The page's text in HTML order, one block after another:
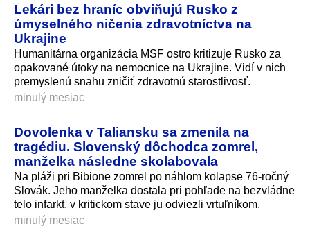
Lekári bez hraníc obviňujú Rusko z
úmyselného ničenia zdravotníctva na
Ukrajine
Humanitárna organizácia MSF ostro kritizuje Rusko za
opakované útoky na nemocnice na Ukrajine. Vidí v nich
premyslenú snahu zničiť zdravotnú starostlivosť.
minulý mesiac
Dovolenka v Taliansku sa zmenila na
tragédiu. Slovenský dôchodca zomrel,
manželka následne skolabovala
Na pláži pri Bibione zomrel po náhlom kolapse 76-ročný
Slovák. Jeho manželka dostala pri pohľade na bezvládne
telo infarkt, v kritickom stave ju odviezli vrtuľníkom.
minulý mesiac